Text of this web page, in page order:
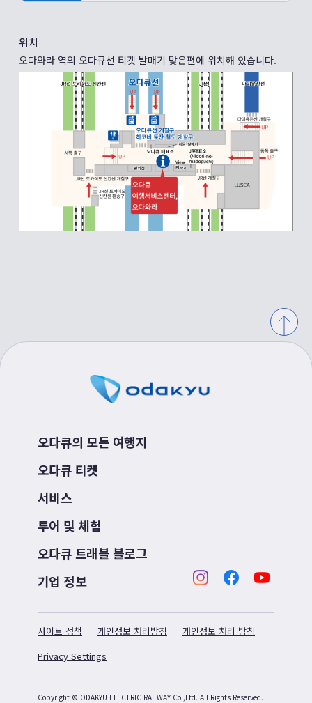
위치
오다와라 역의 오다큐선 티켓 발매기 맞은편에 위치해 있습니다.
오다큐의 모든 여행지
오다큐 티켓
서비스
투어 및 체험
오다큐 트래블 블로그
기업 정보
사이트 정책 개인정보 처리방침
개인정보 처리 방침
Privacy Settings
Copyright © ODAKYU ELECTRIC RAILWAY Co.,Ltd. All Rights Reserved.